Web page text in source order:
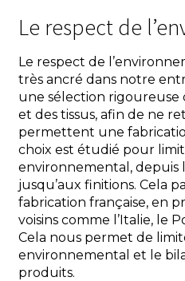
Le respect de
Le respect de
très ancré dans notre
une sélection rigoureuse
et des tissus, afin de ne
permettent une
choix est étudié pour
environnemental, depuis
jusqu’aux finitions. Cela
fabrication française, en
voisins comme l’Italie, le
Cela nous permet de
environnemental et le
produits.